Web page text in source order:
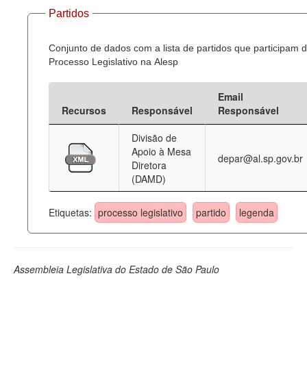
Partidos
Conjunto de dados com a lista de partidos que participam
Processo Legislativo na Alesp
Recursos Responsável
Email
Responsável
Divisão de
Apoio à Mesa
Diretora
(DAMD)
depar@al.sp.gov.br
Etiquetas: processo legislativo partido legenda
Assembleia Legislativa do Estado de São Paulo